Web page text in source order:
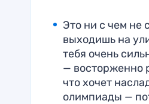
Это ни с чем не
выходишь на
тебя очень
— восторженно
что хочет
олимпиады —